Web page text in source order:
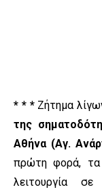
* * *Ζήτημα
της
Αθήνα (Αγ.
πρώτη φορά, τα
λειτουργία